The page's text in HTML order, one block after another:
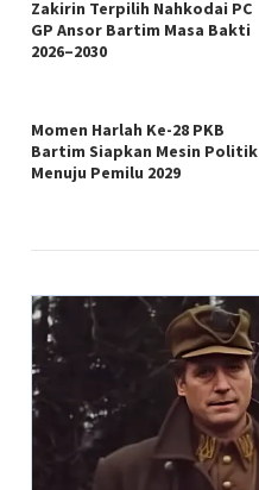
Zakirin Terpilih Nahkodai PC
GP Ansor Bartim Masa Bakti
2026–2030
Momen Harlah Ke-28 PKB
Bartim Siapkan Mesin Politik
Menuju Pemilu 2029